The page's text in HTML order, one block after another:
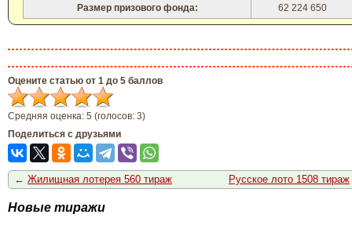
Размер призового фонда:
62 224 650
Оцените статью от 1 до 5 баллов
Средняя оценка: 5 (голосов: 3)
Поделиться с друзьями
← Жилищная лотерея 560 тираж Русское лото 1508 тираж
Новые тиражи